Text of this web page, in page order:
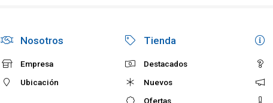
Nosotros
Empresa
Ubicación
Tienda
Destacados
Nuevos
Ofertas